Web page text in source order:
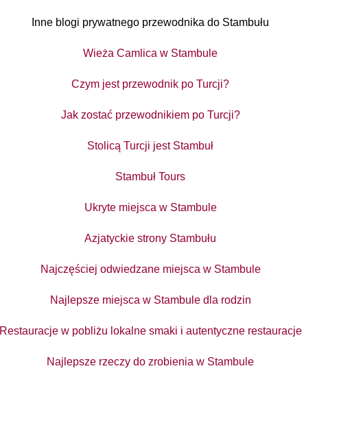
Inne blogi prywatnego przewodnika do Stambułu
Wieża Camlica w Stambule
Czym jest przewodnik po Turcji?
Jak zostać przewodnikiem po Turcji?
Stolicą Turcji jest Stambuł
Stambuł Tours
Ukryte miejsca w Stambule
Azjatyckie strony Stambułu
Najczęściej odwiedzane miejsca w Stambule
Najlepsze miejsca w Stambule dla rodzin
Restauracje w pobliżu lokalne smaki i autentyczne restauracje
Najlepsze rzeczy do zrobienia w Stambule